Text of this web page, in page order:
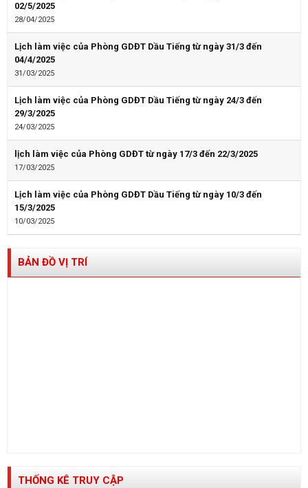
02/5/2025
28/04/2025
Lịch làm việc của Phòng GDĐT Dầu Tiếng từ ngày 31/3 đến
04/4/2025
31/03/2025
Lịch làm việc của Phòng GDĐT Dầu Tiếng từ ngày 24/3 đến
29/3/2025
24/03/2025
lịch làm việc của Phòng GDĐT từ ngày 17/3 đến 22/3/2025
17/03/2025
Lịch làm việc của Phòng GDĐT Dầu Tiếng từ ngày 10/3 đến
15/3/2025
10/03/2025
BẢN ĐỒ VỊ TRÍ
THỐNG KÊ TRUY CẬP